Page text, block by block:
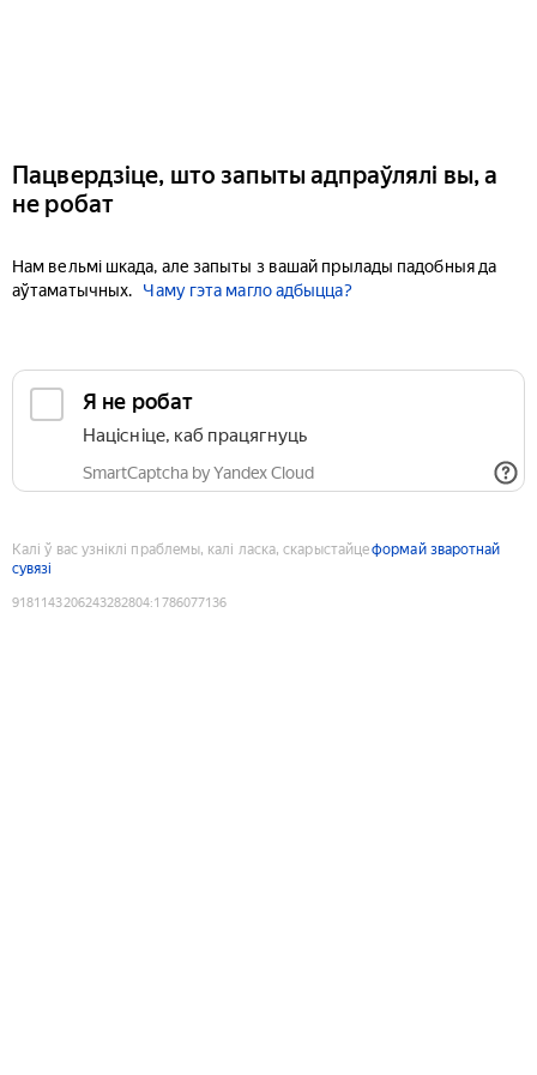
Пацвердзіце, што запыты адпраўлялі вы, а
не робат
Нам вельмі шкада, але запыты з вашай прылады падобныя да
аўтаматычных.
Чаму гэта магло адбыцца?
Я не робат
Націсніце, каб працягнуць
SmartCaptcha by Yandex Cloud
Калі ў вас узніклі праблемы, калі ласка, скарыстайцеформай зваротнай
сувязі
9181143206243282804:1786077136